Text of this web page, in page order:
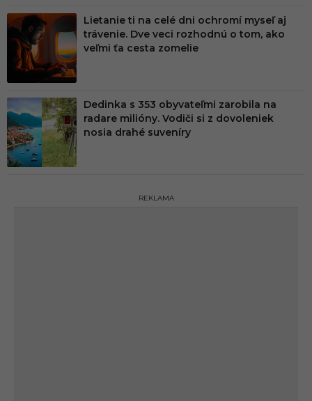
Lietanie ti na celé dni ochromí myseľ aj
trávenie. Dve veci rozhodnú o tom, ako
veľmi ťa cesta zomelie
Dedinka s 353 obyvateľmi zarobila na
radare milióny. Vodiči si z dovoleniek
nosia drahé suveníry
REKLAMA